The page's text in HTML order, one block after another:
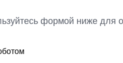
формой ниже для